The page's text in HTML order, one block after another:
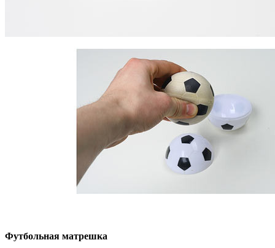
Футбольная матрешка